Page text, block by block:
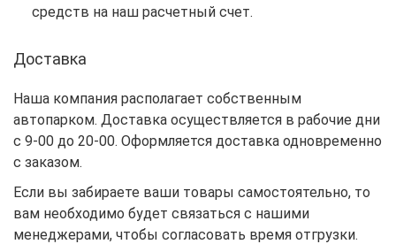
средств на наш расчетный счет.
Доставка
Наша компания располагает собственным
автопарком. Доставка осуществляется в рабочие дни
с 9-00 до 20-00. Оформляется доставка одновременно
с заказом.
Если вы забираете ваши товары самостоятельно, то
вам необходимо будет связаться с нашими
менеджерами, чтобы согласовать время отгрузки.